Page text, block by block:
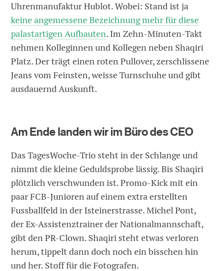
Uhrenmanufaktur Hublot. Wobei: Stand ist ja
keine angemessene Bezeichnung mehr für diese
palastartigen Aufbauten. Im Zehn-Minuten-Takt
nehmen Kolleginnen und Kollegen neben Shaqiri
Platz. Der trägt einen roten Pullover, zerschlissene
Jeans vom Feinsten, weisse Turnschuhe und gibt
ausdauernd Auskunft.
Am Ende landen wir im Büro des CEO
Das TagesWoche-Trio steht in der Schlange und
nimmt die kleine Geduldsprobe lässig. Bis Shaqiri
plötzlich verschwunden ist. Promo-Kick mit ein
paar FCB-Junioren auf einem extra erstellten
Fussballfeld in der Isteinerstrasse. Michel Pont,
der Ex-Assistenztrainer der Nationalmannschaft,
gibt den PR-Clown. Shaqiri steht etwas verloren
herum, tippelt dann doch noch ein bisschen hin
und her. Stoff für die Fotografen.